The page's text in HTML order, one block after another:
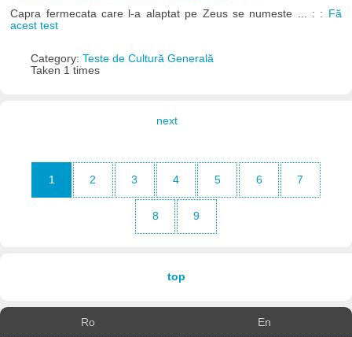
Capra fermecata care l-a alaptat pe Zeus se numeste ... : :
Fă
acest test
Category: Teste de Cultură Generală
Taken 1 times
next
1 2 3 4 5 6 7
8 9
top
Ro En